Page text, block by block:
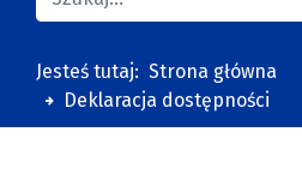
Jesteś tutaj: Strona główna
Deklaracja dostępności